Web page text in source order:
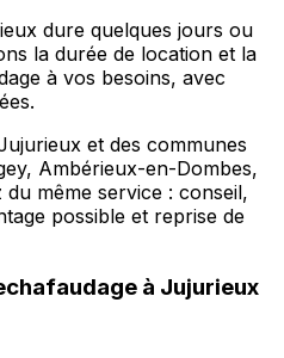
dure quelques jours ou
la durée de location et la
à vos besoins, avec
et des communes
Ambérieux-en-Dombes,
même service : conseil,
possible et reprise de
à Jujurieux